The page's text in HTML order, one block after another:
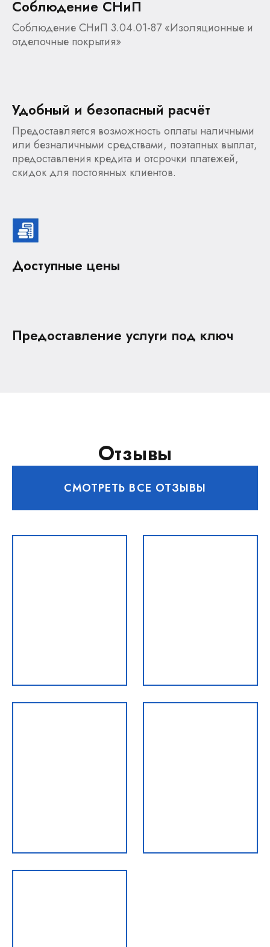
Соблюдение СНиП
Соблюдение СНиП 3.04.01-87 «Изоляционные и
отделочные покрытия»
Удобный и безопасный расчёт
Предоставляется возможность оплаты наличными
или безналичными средствами, поэтапных выплат,
предоставления кредита и отсрочки платежей,
скидок для постоянных клиентов.
Доступные цены
Предоставление услуги под ключ
Отзывы
СМОТРЕТЬ ВСЕ ОТЗЫВЫ